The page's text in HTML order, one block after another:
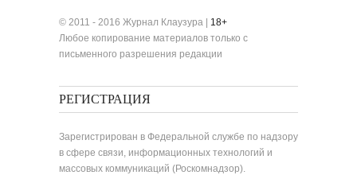
© 2011 - 2016 Журнал Клаузура | 18+
Любое копирование материалов только с
письменного разрешения редакции
РЕГИСТРАЦИЯ
Зарегистрирован в Федеральной службе по надзору
в сфере связи, информационных технологий и
массовых коммуникаций (Роскомнадзор).